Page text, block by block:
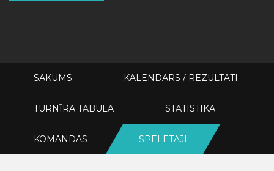
SĀKUMS KALENDĀRS / REZULTĀTI
TURNĪRA TABULA STATISTIKA
KOMANDAS SPĒLĒTĀJI